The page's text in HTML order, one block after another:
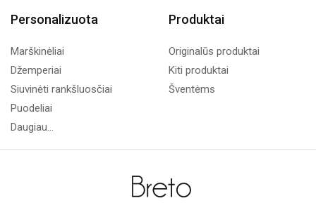
Personalizuota
Marškinėliai
Džemperiai
Siuvinėti rankšluosčiai
Puodeliai
Daugiau...
Produktai
Originalūs produktai
Kiti produktai
Šventėms